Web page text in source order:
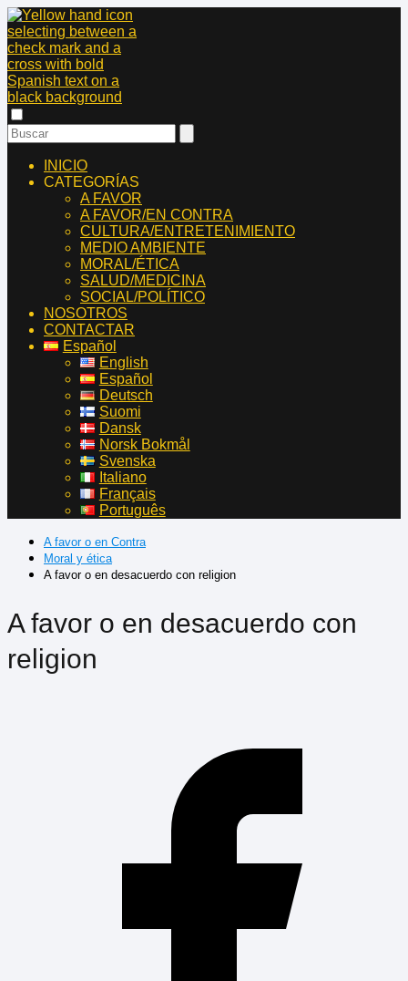
INICIO
CATEGORÍAS
A FAVOR
A FAVOR/EN CONTRA
CULTURA/ENTRETENIMIENTO
MEDIO AMBIENTE
MORAL/ÉTICA
SALUD/MEDICINA
SOCIAL/POLÍTICO
NOSOTROS
CONTACTAR
Español
English
Español
Deutsch
Suomi
Dansk
Norsk Bokmål
Svenska
Italiano
Français
Português
A favor o en Contra
Moral y ética
A favor o en desacuerdo con religion
A favor o en desacuerdo con
religion